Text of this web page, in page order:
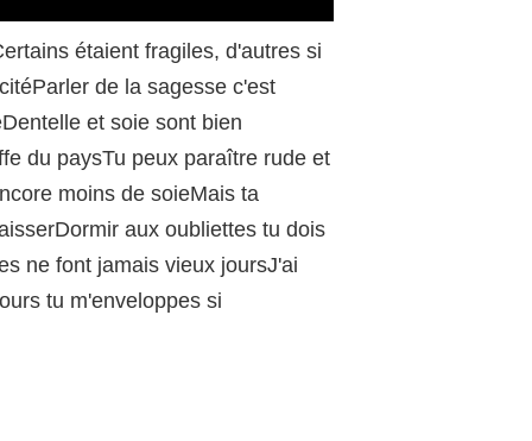
étaient fragiles, d'autres si
de la sagesse c'est
et soie sont bien
du paysTu peux paraître rude et
moins de soieMais ta
aux oubliettes tu dois
ne font jamais vieux joursJ'ai
tu m'enveloppes si
/